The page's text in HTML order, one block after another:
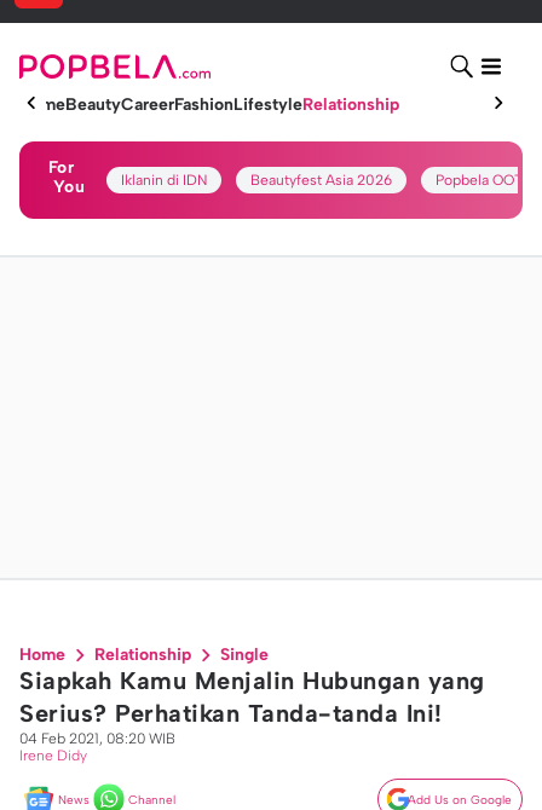
HomeBeautyCareerFashionLifestyleRelationship
For
You
Iklanin di IDN Beautyfest Asia 2026 Popbela OOTD
Home Relationship Single
Siapkah Kamu Menjalin Hubungan yang
Serius? Perhatikan Tanda-tanda Ini!
04 Feb 2021, 08:20 WIB
Irene Didy
News Channel Add Us on Google